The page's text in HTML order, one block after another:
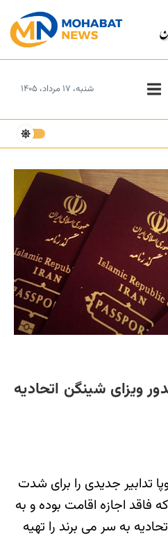
شنبه، ۱۷ مرداد، ۱۴۰۵
ویزای شینگن اتحادیه
تدابیر جدیدی را برای شدت
فاقد اجازه اقامت بوده و به
به سر می برند را تهیه